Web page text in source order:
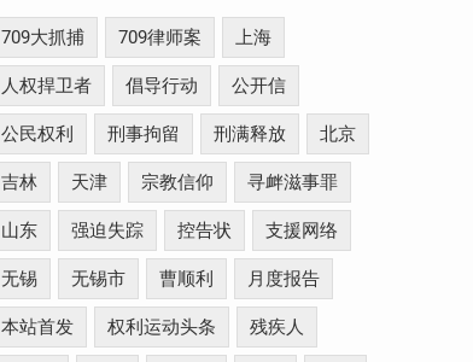
709大抓捕 709律师案 上海
人权捍卫者 倡导行动 公开信
公民权利 刑事拘留 刑满释放 北京
吉林 天津 宗教信仰 寻衅滋事罪
山东 强迫失踪 控告状 支援网络
无锡 无锡市 曹顺利 月度报告
本站首发 权利运动头条 残疾人